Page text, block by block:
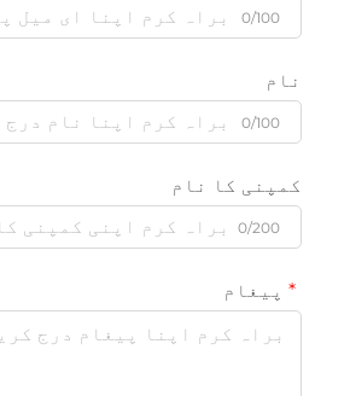
0/100
نام
0/100
کمپنی کا نام
0/200
پیغام